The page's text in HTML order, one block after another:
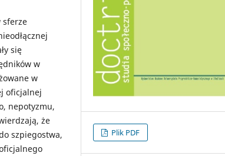
sferze
się
w
w
oficjalnej
nepotyzmu,
że
szpiegostwa,
Plik PDF